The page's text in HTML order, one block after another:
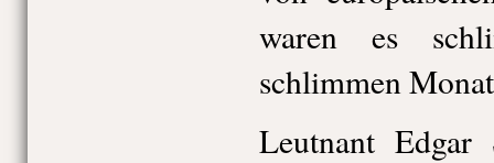
waren es
schlimmen
Leutnant